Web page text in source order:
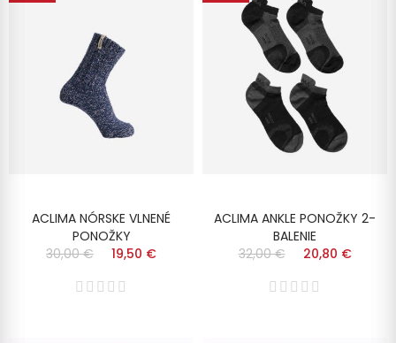
ACLIMA NÓRSKE VLNENÉ
PONOŽKY
30,00 €
19,50 €
ACLIMA ANKLE PONOŽKY 2-
BALENIE
32,00 €
20,80 €